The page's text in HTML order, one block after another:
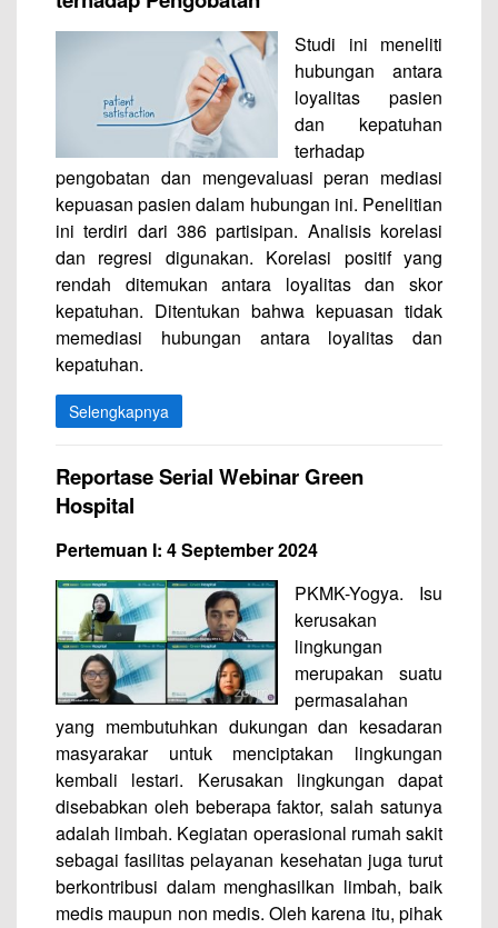
Studi ini meneliti
hubungan antara
loyalitas pasien
dan kepatuhan
terhadap
pengobatan dan mengevaluasi peran mediasi
kepuasan pasien dalam hubungan ini. Penelitian
ini terdiri dari 386 partisipan. Analisis korelasi
dan regresi digunakan. Korelasi positif yang
rendah ditemukan antara loyalitas dan skor
kepatuhan. Ditentukan bahwa kepuasan tidak
memediasi hubungan antara loyalitas dan
kepatuhan.
Selengkapnya
Reportase Serial Webinar Green
Hospital
Pertemuan I: 4 September 2024
PKMK-Yogya. Isu
kerusakan
lingkungan
merupakan suatu
permasalahan
yang membutuhkan dukungan dan kesadaran
masyarakar untuk menciptakan lingkungan
kembali lestari. Kerusakan lingkungan dapat
disebabkan oleh beberapa faktor, salah satunya
adalah limbah. Kegiatan operasional rumah sakit
sebagai fasilitas pelayanan kesehatan juga turut
berkontribusi dalam menghasilkan limbah, baik
medis maupun non medis. Oleh karena itu, pihak